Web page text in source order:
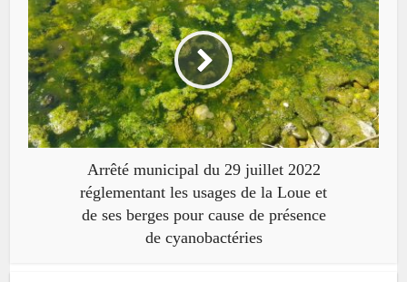
Arrêté municipal du 29 juillet 2022
réglementant les usages de la Loue et
de ses berges pour cause de présence
de cyanobactéries